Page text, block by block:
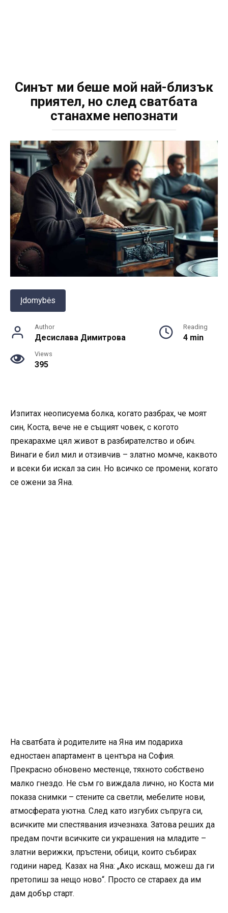
Синът ми беше мой най-близък
приятел, но след сватбата
станахме непознати
Įdomybės
Author
Десислава Димитрова
Reading
4 min
Views
395
Изпитах неописуема болка, когато разбрах, че моят
син, Коста, вече не е същият човек, с когото
прекарахме цял живот в разбирателство и обич.
Винаги е бил мил и отзивчив – златно момче, каквото
и всеки би искал за син. Но всичко се промени, когато
се ожени за Яна.
На сватбата ѝ родителите на Яна им подариха
едностаен апартамент в центъра на София.
Прекрасно обновено местенце, тяхното собствено
малко гнездо. Не съм го виждала лично, но Коста ми
показа снимки – стените са светли, мебелите нови,
атмосферата уютна. След като изгубих съпруга си,
всичките ми спестявания изчезнаха. Затова реших да
предам почти всичките си украшения на младите –
златни верижки, пръстени, обици, които събирах
години наред. Казах на Яна: „Ако искаш, можеш да ги
претопиш за нещо ново“. Просто се стараех да им
дам добър старт.